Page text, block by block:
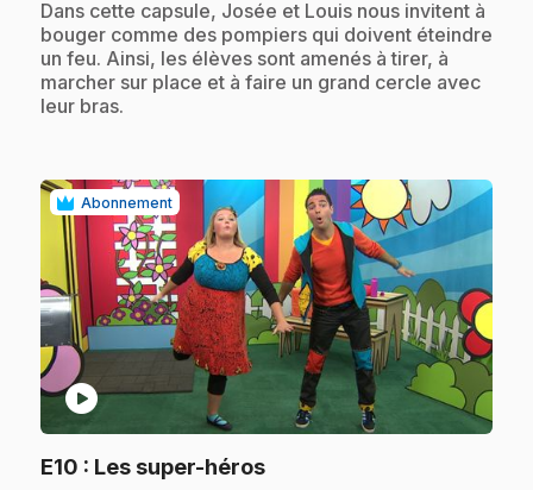
.Dans cette capsule, Josée et Louis nous invitent à
bouger comme des pompiers qui doivent éteindre
un feu. Ainsi, les élèves sont amenés à tirer, à
marcher sur place et à faire un grand cercle avec
leur bras.
Abonnement
play_circle
E10 : Les super-héros.